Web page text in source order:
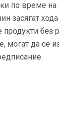
по време на
засягат
продукти без
могат да се